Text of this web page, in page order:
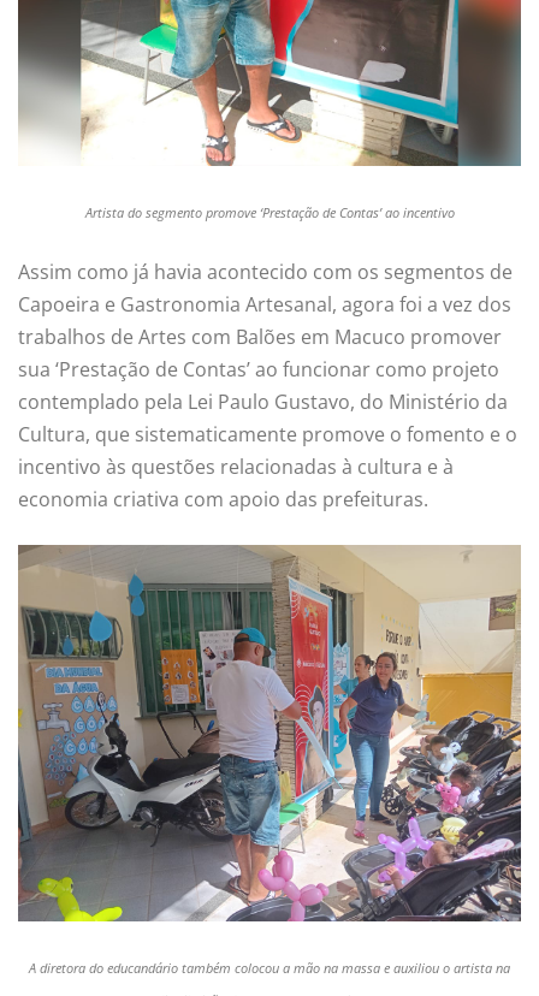
Artista do segmento promove ‘Prestação de Contas’ ao incentivo
Assim como já havia acontecido com os segmentos de
Capoeira e Gastronomia Artesanal, agora foi a vez dos
trabalhos de Artes com Balões em Macuco promover
sua ‘Prestação de Contas’ ao funcionar como projeto
contemplado pela Lei Paulo Gustavo, do Ministério da
Cultura, que sistematicamente promove o fomento e o
incentivo às questões relacionadas à cultura e à
economia criativa com apoio das prefeituras.
A diretora do educandário também colocou a mão na massa e auxiliou o artista na